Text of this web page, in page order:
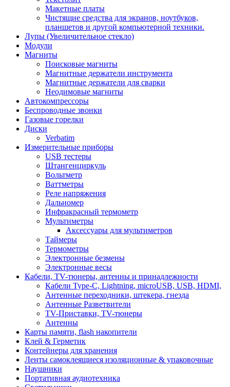
Макетные платы
Чистящие средства для экранов, ноутбуков,
планшетов и другой компьютерной техники.
Лупы (Увеличительное стекло)
Модули
Магниты
Поисковые магниты
Магнитные держатели инструмента
Магнитные держатели для сварки
Неодимовые магниты
Автокомпрессоры
Беспроводные звонки
Газовые горелки
Диски
Verbatim
Измерительные приборы
USB тестеры
Штангенциркуль
Вольтметр
Ваттметры
Реле напряжения
Дальномер
Инфракрасный термометр
Мультиметры
Аксессуары для мультиметров
Таймеры
Термометры
Электронные безмены
Электронные весы
Кабели, TV-тюнеры, антенны и принадлежности
Кабели Type-C, Lightning, microUSB, USB, HDMI,
Антенные переходники, штекера, гнезда
Антенные Разветвители
TV-Приставки, TV-тюнеры
Антенны
Карты памяти, flash накопители
Клей & Герметик
Контейнеры для хранения
Ленты самоклеящиеся изоляционные & упаковочные
Наушники
Портативная аудиотехника